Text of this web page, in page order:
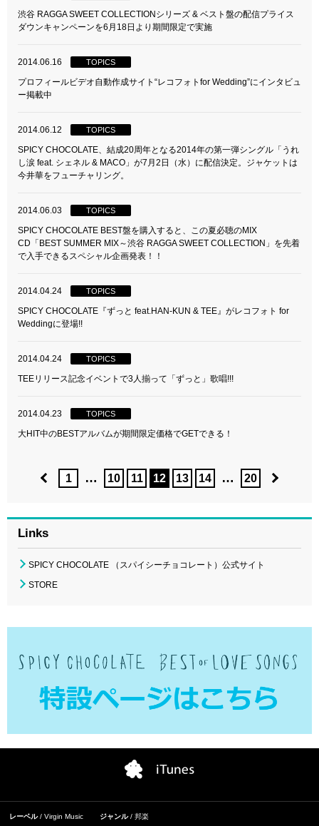
渋谷 RAGGA SWEET COLLECTIONシリーズ & ベスト盤の配信プライス
ダウンキャンペーンを6月18日より期間限定で実施
2014.06.16 TOPICS
プロフィールビデオ自動作成サイト“レコフォトfor Wedding”にインタビュ
ー掲載中
2014.06.12 TOPICS
SPICY CHOCOLATE、結成20周年となる2014年の第一弾シングル「うれ
し涙 feat. シェネル & MACO」が7月2日（水）に配信決定。ジャケットは
今井華をフューチャリング。
2014.06.03 TOPICS
SPICY CHOCOLATE BEST盤を購入すると、この夏必聴のMIX
CD「BEST SUMMER MIX～渋谷 RAGGA SWEET COLLECTION」を先着
で入手できるスペシャル企画発表！！
2014.04.24 TOPICS
SPICY CHOCOLATE『ずっと feat.HAN-KUN & TEE』がレコフォト for
Weddingに登場!!
2014.04.24 TOPICS
TEEリリース記念イベントで3人揃って「ずっと」歌唱!!!
2014.04.23 TOPICS
大HIT中のBESTアルバムが期間限定価格でGETできる！
1 … 10 11 12 13 14 … 20
Links
SPICY CHOCOLATE （スパイシーチョコレート）公式サイト
STORE
レーベル Virgin Music ジャンル 邦楽